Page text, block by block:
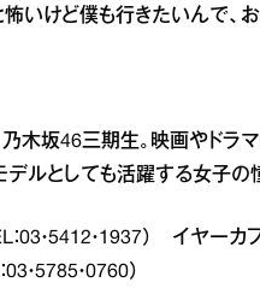
いけど僕も行きたいんで、
木坂46三期生。映画やドラ
ルとしても活躍する女子の
：03・5412・1937） イヤー
・5785・0760）